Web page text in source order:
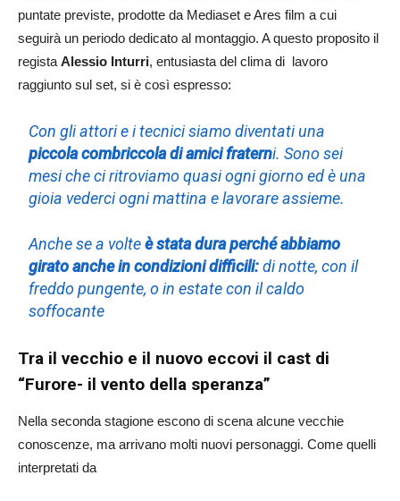
puntate previste, prodotte da Mediaset e Ares film a cui
seguirà un periodo dedicato al montaggio. A questo proposito il
regista Alessio Inturri, entusiasta del clima di lavoro
raggiunto sul set, si è così espresso:
Con gli attori e i tecnici siamo diventati una
piccola combriccola di amici fraterni. Sono sei
mesi che ci ritroviamo quasi ogni giorno ed è una
gioia vederci ogni mattina e lavorare assieme.
Anche se a volteè stata dura perché abbiamo
girato anche in condizioni difficili:di notte, con il
freddo pungente, o in estate con il caldo
soffocante
Tra il vecchio e il nuovo eccovi il cast di
“Furore- il vento della speranza”
Nella seconda stagione escono di scena alcune vecchie
conoscenze, ma arrivano molti nuovi personaggi. Come quelli
interpretati da